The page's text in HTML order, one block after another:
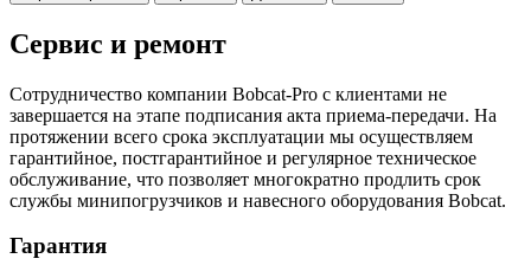
Сервис и ремонт
Сотрудничество компании Bobcat-Pro с клиентами не
завершается на этапе подписания акта приема-передачи. На
протяжении всего срока эксплуатации мы осуществляем
гарантийное, постгарантийное и регулярное техническое
обслуживание, что позволяет многократно продлить срок
службы минипогрузчиков и навесного оборудования Bobcat.
Гарантия